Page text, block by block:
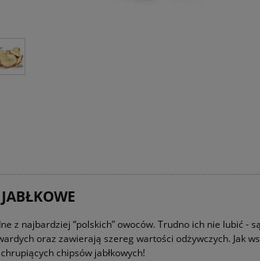
z najbardziej “polskich” owoców. Trudno ich nie lubić -
oraz zawierają szereg wartości odżywczych. Jak
chipsów jabłkowych!